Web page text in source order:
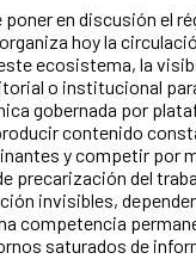
en discusión el
hoy la
ecosistema, la
o institucional
gobernada por
contenido
y competir por
precarización del
invisibles,
competencia
saturados de